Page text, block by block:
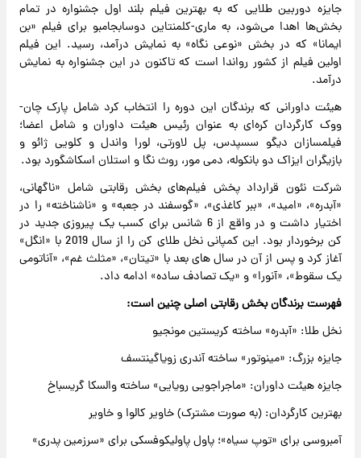
جایزه دوربین طلایی که به بهترین فیلم بلند اول جشنواره در تمام
بخش‌ها اهدا می‌شود، به ماری-کلمنتاین دوسابجامبو برای فیلم «بن
ایمانا» که در بخش «نوعی نگاه» به نمایش درآمد، رسید. این فیلم
اولین فیلم از کشور رواندا است که تاکنون در این جشنواره به نمایش
درآمد.
هیئت داورانی که برندگان این دوره را انتخاب کرد شامل پارک چان-
ووک کارگردان کره‌ای به عنوان رئیس هیئت داوران و شامل اعضا؛
فیلمسازان دیگو سسپدس، پل لاورتی، لورا واندل و کلویی ژائو و
بازیگران ایزاک دو بانکوله، دمی مور، روث نگا و استلان اسکاشگورد بود.
شرکت نئون قرارداد پخش فیلم‌های بخش رقابتی شامل «ناگهانی،
«آبدره»، «امید»، «ببر کاغذی»، «گوسفند در جعبه» و «ناشناخته» را در
اختیار داشت و در واقع از 6 شانس برای کسب یک پیروزی جدید در
کن برخوردار بود. این کمپانی نخل طلای کن را از سال 2019 با «انگل»
آغاز کرد و پس از آن در سال های بعد با «تیتان»، «مثلث غم»، «آناتومی
یک سقوط»، «آنورا» و «یک تصادف ساده» ادامه داد.
فهرست برندگان بخش رقابتی اصلی چنین است:
نخل طلا: «آبدره» ساخته کریستین مونجیو
جایزه بزرگ: «مینوتور» ساخته آندری زویاگینتسف
جایزه هیئت داوران: «ماجراجویی رویایی» ساخته والسکا گریسباخ
بهترین کارگردان: (به صورت مشترک) خاویر کالوا و خاویر
آمبروسی برای «توپ سیاه»؛ پاول پاولیکوفسکی برای «سرزمین پدری»